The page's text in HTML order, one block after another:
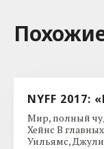
NYFF
Мир, полный
Хейнс В
Уильямс,